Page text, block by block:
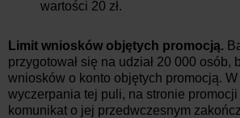
wartości 20 zł.
Limit wniosków objętych promocją.
przygotował się na udział 20 000 osób,
wniosków o konto objętych promocją.
wyczerpania tej puli, na stronie
komunikat o jej przedwczesnym